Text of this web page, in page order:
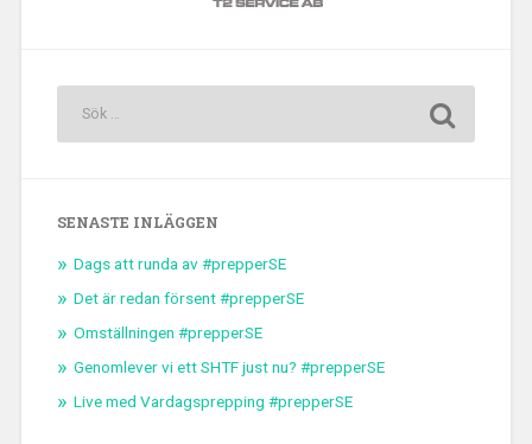
SENASTE INLÄGGEN
Dags att runda av #prepperSE
Det är redan försent #prepperSE
Omställningen #prepperSE
Genomlever vi ett SHTF just nu? #prepperSE
Live med Vardagsprepping #prepperSE